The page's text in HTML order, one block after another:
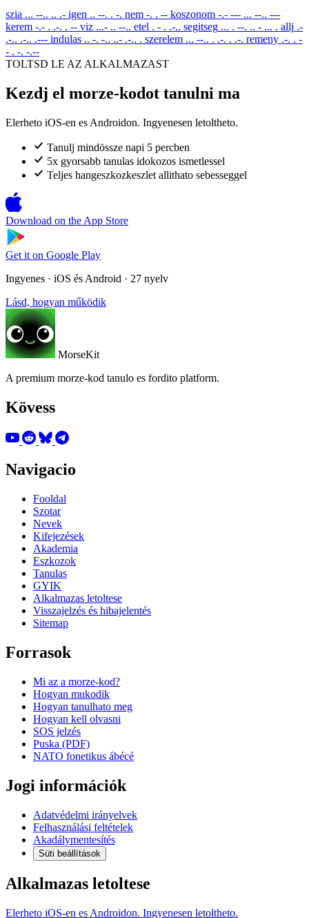
szia ... --.. .. .- igen .. --. . -. nem -. . -- koszonom -.- --- ... --.. ---
kerem -.- . .-. . -- viz ...- .. --.. etel . - . .-.. segitseg ... . --. .. - ... . allj .-
.-.. .-.. .--- indulas .. -. -.. ..- .-.. . szerelem ... --.. . .-. . .-. remeny .-. . -
- . -. -.--
TOLTSD LE AZ ALKALMAZAST
Kezdj el morze-kodot tanulni ma
Elerheto iOS-en es Androidon. Ingyenesen letoltheto.
Tanulj mindössze napi 5 percben
5x gyorsabb tanulas idokozos ismetlessel
Teljes hangeszkozkeszlet allithato sebesseggel
Download on the App Store
Get it on Google Play
Ingyenes · iOS és Android · 27 nyelv
Lásd, hogyan működik
MorseKit
A premium morze-kod tanulo es fordito platform.
Kövess
Navigacio
Fooldal
Szotar
Nevek
Kifejezések
Akademia
Eszkozok
Tanulas
GYIK
Alkalmazas letoltese
Visszajelzés és hibajelentés
Sitemap
Forrasok
Mi az a morze-kod?
Hogyan mukodik
Hogyan tanulhato meg
Hogyan kell olvasni
SOS jelzés
Puska (PDF)
NATO fonetikus ábécé
Jogi információk
Adatvédelmi irányelvek
Felhasználási feltételek
Akadálymentesítés
Süti beállítások
Alkalmazas letoltese
Elerheto iOS-en es Androidon. Ingyenesen letoltheto.